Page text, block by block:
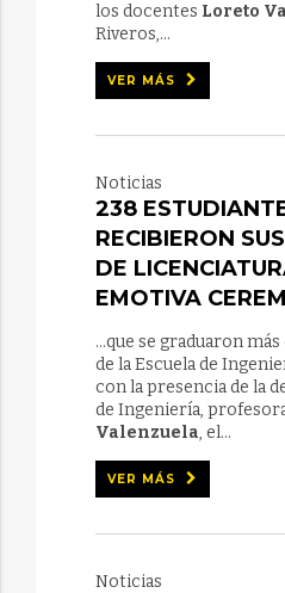
los docentes Loreto
Riveros,...
VER MÁS
Noticias
238
RECIBIERON
DE
EMOTIVA
...que se graduaron
de la Escuela de
con la presencia de la
de Ingeniería,
Valenzuela, el...
VER MÁS
Noticias